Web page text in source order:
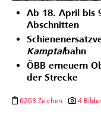
Ab 18. April bis
Abschnitten
Kamptalbahn
ÖBB erneuern
der Strecke
6263 Zeichen 4 Bilder